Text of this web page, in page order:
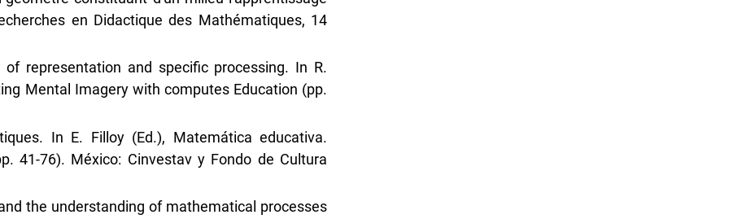
en Didactique des Mathématiques, 14
representation and specific processing. In R.
Mental Imagery with computes Education (pp.
In E. Filloy (Ed.), Matemática educativa.
41-76). México: Cinvestav y Fondo de Cultura
the understanding of mathematical processes